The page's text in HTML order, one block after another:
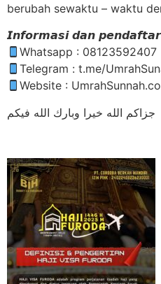
berubah sewaktu – waktu
𝙄𝙣𝙛𝙤𝙧𝙢𝙖𝙨𝙞 𝙙𝙖𝙣
Whatsapp : 08123592407
Telegram : t.me/
Website :
جزاكم الله خيرا وبارك الله فيكم